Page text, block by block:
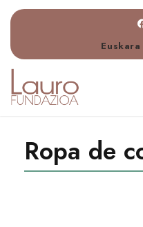
Euskara
Ropa de